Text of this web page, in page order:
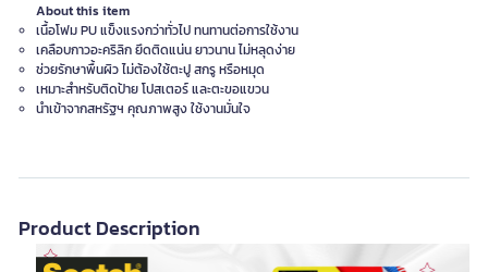
About this item
เนื้อโฟม PU แข็งแรงกว่าทั่วไป ทนทานต่อการใช้งาน
เคลือบกาวอะคริลิก ยึดติดแน่น ยาวนาน ไม่หลุดง่าย
ช่วยรักษาพื้นผิว ไม่ต้องใช้ตะปู สกรู หรือหมุด
เหมาะสำหรับติดป้าย โปสเตอร์ และตะขอแขวน
นำเข้าจากสหรัฐฯ คุณภาพสูง ใช้งานมั่นใจ
Product Description